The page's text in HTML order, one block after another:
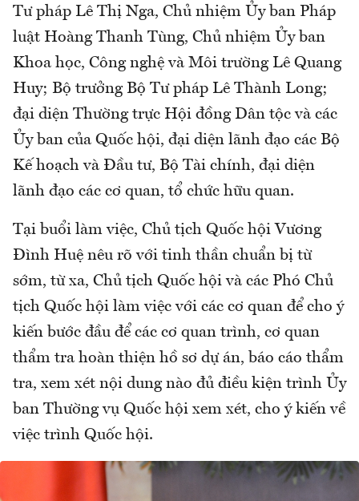
Tư pháp Lê Thị Nga, Chủ nhiệm Ủy ban Pháp
luật Hoàng Thanh Tùng, Chủ nhiệm Ủy ban
Khoa học, Công nghệ và Môi trường Lê Quang
Huy; Bộ trưởng Bộ Tư pháp Lê Thành Long;
đại diện Thường trực Hội đồng Dân tộc và các
Ủy ban của Quốc hội, đại diện lãnh đạo các Bộ
Kế hoạch và Đầu tư, Bộ Tài chính, đại diện
lãnh đạo các cơ quan, tổ chức hữu quan.
Tại buổi làm việc, Chủ tịch Quốc hội Vương
Đình Huệ nêu rõ với tinh thần chuẩn bị từ
sớm, từ xa, Chủ tịch Quốc hội và các Phó Chủ
tịch Quốc hội làm việc với các cơ quan để cho ý
kiến bước đầu để các cơ quan trình, cơ quan
thẩm tra hoàn thiện hồ sơ dự án, báo cáo thẩm
tra, xem xét nội dung nào đủ điều kiện trình Ủy
ban Thường vụ Quốc hội xem xét, cho ý kiến về
việc trình Quốc hội.